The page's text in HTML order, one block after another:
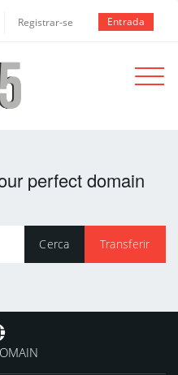
Registrar-se Entrada
Toggle
perfect domain